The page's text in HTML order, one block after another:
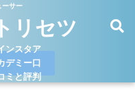
サー
リセツ
ンスタア
デミー口
ミと評判